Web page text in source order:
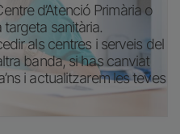
d’Atenció Primària o
sanitària.
als centres i serveis del
banda, si has canviat
i actualitzarem les teves